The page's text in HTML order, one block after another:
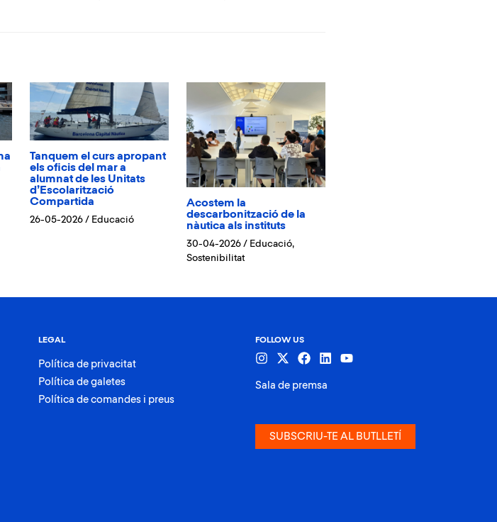
Tanquem el curs apropant
els oficis del mar a
alumnat de les Unitats
d’Escolarització
Compartida
26-05-2026 / Educació
Acostem la
descarbonització de la
nàutica als instituts
30-04-2026 / Educació,
Sostenibilitat
LEGAL
Política de privacitat
Política de galetes
Política de comandes i preus
FOLLOW US
Sala de premsa
SUBSCRIU-TE AL BUTLLETÍ